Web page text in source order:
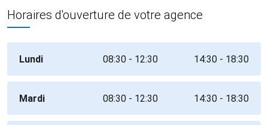
Horaires d'ouverture de votre agence
Lundi 08:30 - 12:30 14:30 - 18:30
Mardi 08:30 - 12:30 14:30 - 18:30